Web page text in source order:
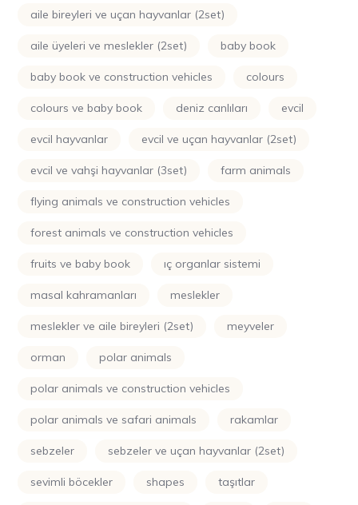
aile bireyleri ve uçan hayvanlar (2set)
aile üyeleri ve meslekler (2set) baby book
baby book ve construction vehicles colours
colours ve baby book deniz canlıları evcil
evcil hayvanlar evcil ve uçan hayvanlar (2set)
evcil ve vahşi hayvanlar (3set) farm animals
flying animals ve construction vehicles
forest animals ve construction vehicles
fruits ve baby book iç organlar sistemi
masal kahramanları meslekler
meslekler ve aile bireyleri (2set) meyveler
orman polar animals
polar animals ve construction vehicles
polar animals ve safari animals rakamlar
sebzeler sebzeler ve uçan hayvanlar (2set)
sevimli böcekler shapes taşıtlar